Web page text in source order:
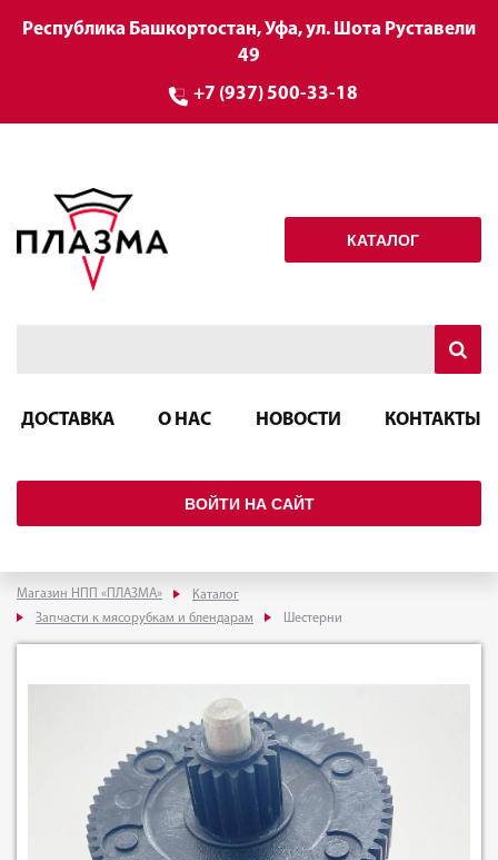
Республика Башкортостан, Уфа, ул. Шота Руставели
49
+7 (937) 500-33-18
КАТАЛОГ
ДОСТАВКА О НАС НОВОСТИ КОНТАКТЫ
ВОЙТИ НА САЙТ
Магазин НПП «ПЛАЗМА»
Каталог
Запчасти к мясорубкам и блендарам
Шестерни